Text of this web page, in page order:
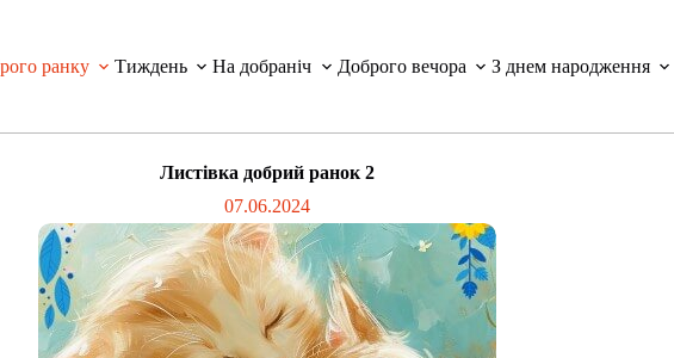
ранку Тиждень На добраніч Доброго вечора З днем народження
Листівка добрий ранок 2
07.06.2024